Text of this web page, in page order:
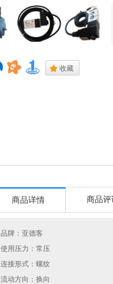
. 收藏
商品详情 商品评
品牌： 亚德客
使用压力：常压
连接形式：螺纹
流动方向：换向